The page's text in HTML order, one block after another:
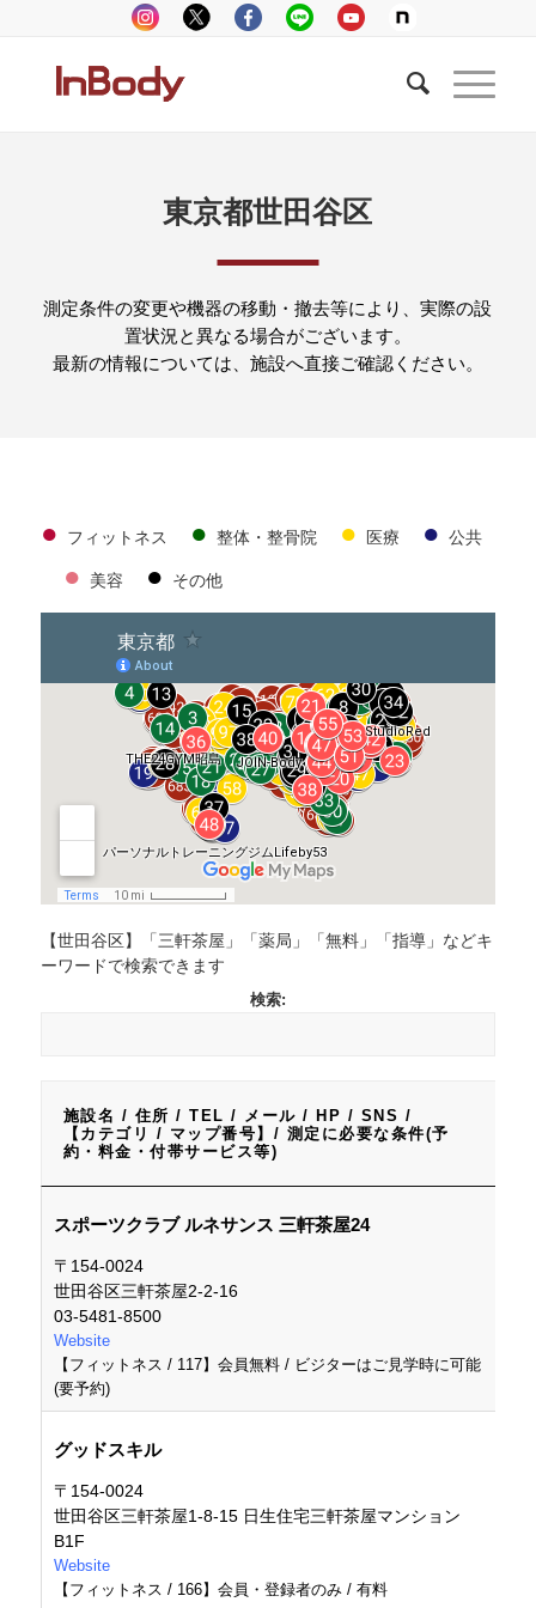
東京都世田谷区
測定条件の変更や機器の移動・撤去等により、実際の設
置状況と異なる場合がございます。
最新の情報については、施設へ直接ご確認ください。
● フィットネス ● 整体・整骨院 ● 医療 ● 公共
● 美容 ● その他
【世田谷区】「三軒茶屋」「薬局」「無料」「指導」などキ
ーワードで検索できます
検索:
施設名 / 住所 / TEL / メール / HP / SNS /
【カテゴリ / マップ番号】/ 測定に必要な条件(予
約・料金・付帯サービス等)
【カテゴリ / マップ番号】/ 測定に必要な条件(予
スポーツクラブ ルネサンス 三軒茶屋24
〒154-0024
世田谷区三軒茶屋2-2-16
03-5481-8500
Website
【フィットネス / 117】会員無料 / ビジターはご見学時に可能
(要予約)
グッドスキル
〒154-0024
世田谷区三軒茶屋1-8-15 日生住宅三軒茶屋マンション
B1F
Website
【フィットネス / 166】会員・登録者のみ / 有料